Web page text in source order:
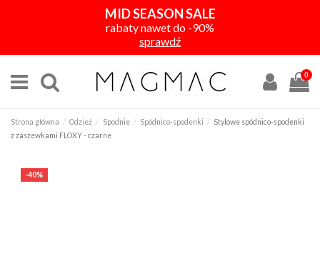
MID SEASON SALE
rabaty nawet do -90%
sprawdź
0
Strona główna Odzież Spodnie Spódnico-spodenki
Stylowe spódnico-spodenki
z zaszewkami FLOXY - czarne
-40%